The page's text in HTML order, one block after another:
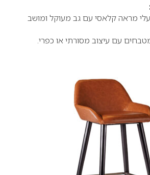
מראה קלאסי עם גב מעוקל ומושב
עם עיצוב מסורתי או כפרי.